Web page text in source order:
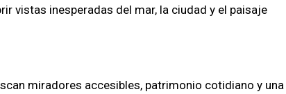
vistas inesperadas del mar, la ciudad y el paisaje
miradores accesibles, patrimonio cotidiano y una